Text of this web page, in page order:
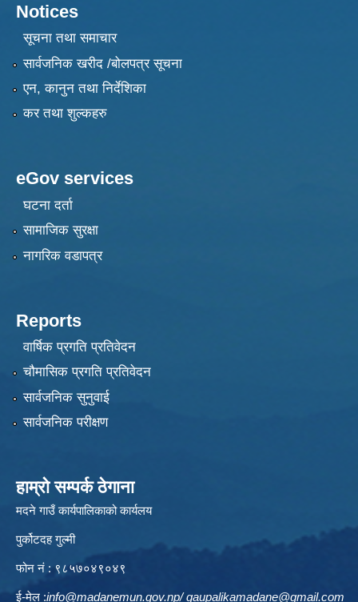
Notices
सूचना तथा समाचार
सार्वजनिक खरीद /बोलपत्र सूचना
एन, कानुन तथा निर्देशिका
कर तथा शुल्कहरु
eGov services
घटना दर्ता
सामाजिक सुरक्षा
नागरिक वडापत्र
Reports
वार्षिक प्रगति प्रतिवेदन
चौमासिक प्रगति प्रतिवेदन
सार्वजनिक सुनुवाई
सार्वजनिक परीक्षण
हाम्रो सम्पर्क ठेगाना
मदने गाउँ कार्यपालिकाको कार्यलय
पुर्कोटदह गुल्मी
फोन नं : ९८५७०४९०४९
ई-मेल :info@madanemun.gov.np/gaupalikamadane@gmail.com